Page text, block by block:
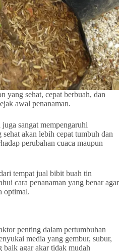
yang sehat, cepat berbuah, dan
awal penanaman.
sangat mempengaruhi
akan lebih cepat tumbuh dan
perubahan cuaca maupun
tempat jual bibit buah tin
cara penanaman yang benar agar
optimal.
penting dalam pertumbuhan
media yang gembur, subur,
baik agar akar tidak mudah